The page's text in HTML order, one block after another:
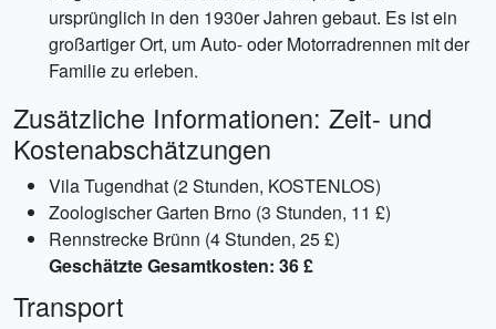
ursprünglich in den 1930er Jahren gebaut. Es ist ein
großartiger Ort, um Auto- oder Motorradrennen mit der
Familie zu erleben.
Zusätzliche Informationen: Zeit- und
Kostenabschätzungen
Vila Tugendhat (2 Stunden, KOSTENLOS)
Zoologischer Garten Brno (3 Stunden, 11 £)
Rennstrecke Brünn (4 Stunden, 25 £)
Geschätzte Gesamtkosten: 36 £
Transport